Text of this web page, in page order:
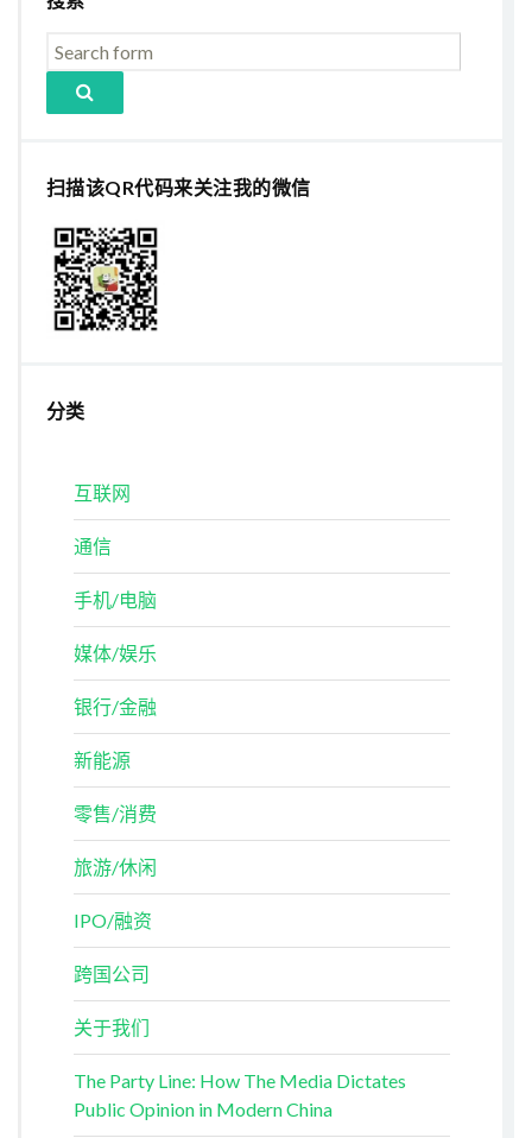
扫描该QR代码来关注我的微信
分类
互联网
通信
手机/电脑
媒体/娱乐
银行/金融
新能源
零售/消费
旅游/休闲
IPO/融资
跨国公司
关于我们
The Party Line: How The Media Dictates
Public Opinion in Modern China